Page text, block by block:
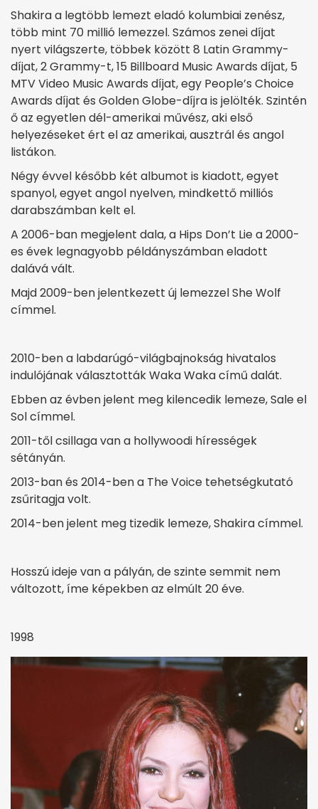
Shakira a legtöbb lemezt eladó kolumbiai zenész,
több mint 70 millió lemezzel. Számos zenei díjat
nyert világszerte, többek között 8 Latin Grammy-
díjat, 2 Grammy-t, 15 Billboard Music Awards díjat, 5
MTV Video Music Awards díjat, egy People’s Choice
Awards díjat és Golden Globe-díjra is jelölték. Szintén
ő az egyetlen dél-amerikai művész, aki első
helyezéseket ért el az amerikai, ausztrál és angol
listákon.
Négy évvel később két albumot is kiadott, egyet
spanyol, egyet angol nyelven, mindkettő milliós
darabszámban kelt el.
A 2006-ban megjelent dala, a Hips Don’t Lie a 2000-
es évek legnagyobb példányszámban eladott
dalává vált.
Majd 2009-ben jelentkezett új lemezzel She Wolf
címmel.
2010-ben a labdarúgó-világbajnokság hivatalos
indulójának választották Waka Waka című dalát.
Ebben az évben jelent meg kilencedik lemeze, Sale el
Sol címmel.
2011-től csillaga van a hollywoodi hírességek
sétányán.
2013-ban és 2014-ben a The Voice tehetségkutató
zsűritagja volt.
2014-ben jelent meg tizedik lemeze, Shakira címmel.
Hosszú ideje van a pályán, de szinte semmit nem
változott, íme képekben az elmúlt 20 éve.
1998